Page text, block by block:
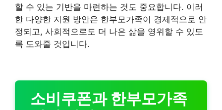
할 수 있는 기반을 마련하는 것도 중요합니다. 이러
한 다양한 지원 방안은 한부모가족이 경제적으로 안
정되고, 사회적으로도 더 나은 삶을 영위할 수 있도
록 도와줄 것입니다.
소비쿠폰과 한부모가족